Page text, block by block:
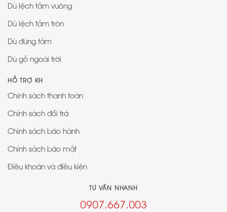
Dù lệch tâm vuông
Dù lệch tâm tròn
Dù đúng tâm
Dù gỗ ngoài trời
HỖ TRỢ KH
Chính sách thanh toán
Chính sách đổi trả
Chính sách bảo hành
Chính sách bảo mật
Điều khoản và điều kiện
TƯ VẤN NHANH
0907.667.003